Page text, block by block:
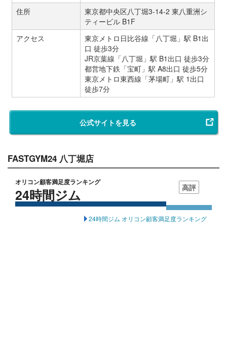
住所
東京都中央区八丁堀3-14-2 東八重洲シ
ティービル B1F
アクセス
東京メトロ日比谷線「八丁堀」駅 B1出
口 徒歩3分
JR京葉線「八丁堀」駅 B1出口 徒歩3分
都営地下鉄「宝町」駅 A8出口 徒歩5分
東京メトロ東西線「茅場町」駅 1出口
徒歩7分
公式サイトを見る
FASTGYM24 八丁堀店
オリコン顧客満足度ランキング
24時間ジム 高評
24時間ジム オリコン顧客満足度ランキング